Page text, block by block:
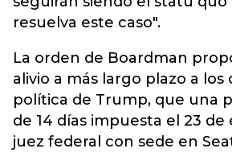
resuelva este caso".
La orden de Boardman
alivio a más largo plazo a los
política de Trump, que una
de 14 días impuesta el 23
juez federal con sede en